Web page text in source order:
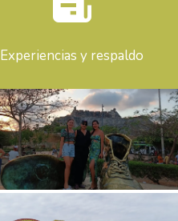
Experiencias y respaldo